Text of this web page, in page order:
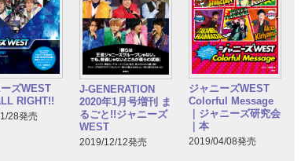
ズWEST
RIGHT!!
28発売
J-GENERATION
2020年1月号増刊 ま
るごと!!ジャニーズ
WEST
2019/12/12発売
ジャニーズWEST
Colorful Message
｜ジャニーズ研究会
｜本
2019/04/08発売